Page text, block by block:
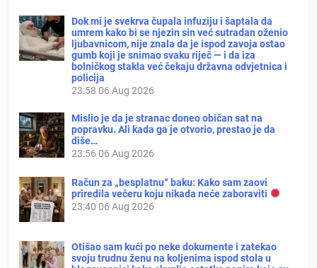
Dok mi je svekrva čupala infuziju i šaptala da
umrem kako bi se njezin sin već sutradan oženio
ljubavnicom, nije znala da je ispod zavoja ostao
gumb koji je snimao svaku riječ — i da iza
bolničkog stakla već čekaju državna odvjetnica i
policija
23:58 06 Aug 2026
Mislio je da je stranac doneo običan sat na
popravku. Ali kada ga je otvorio, prestao je da
diše…
23:56 06 Aug 2026
Račun za „besplatnu“ baku: Kako sam zaovi
priredila večeru koju nikada neće zaboraviti
23:40 06 Aug 2026
Otišao sam kući po neke dokumente i zatekao
svoju trudnu ženu na koljenima ispod stola u